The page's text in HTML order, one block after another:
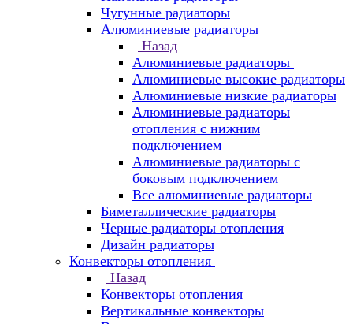
Чугунные радиаторы
Алюминиевые радиаторы
Назад
Алюминиевые радиаторы
Алюминиевые высокие радиаторы
Алюминиевые низкие радиаторы
Алюминиевые радиаторы
отопления с нижним
подключением
Алюминиевые радиаторы с
боковым подключением
Все алюминиевые радиаторы
Биметаллические радиаторы
Черные радиаторы отопления
Дизайн радиаторы
Конвекторы отопления
Назад
Конвекторы отопления
Вертикальные конвекторы